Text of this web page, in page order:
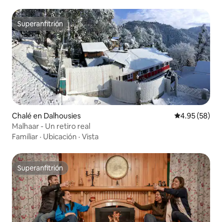
Superanfitrión
Superanfitrión
Chalé en Dalhousies Calificación
4.95 (58)
Malhaar - Un retiro real
Familiar · Ubicación · Vista
Superanfitrión
Superanfitrión